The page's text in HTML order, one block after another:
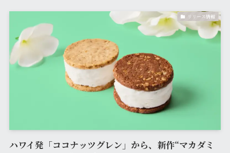
リリース情報
ハワイ発「ココナッツグレン」から、新作“マカダミ